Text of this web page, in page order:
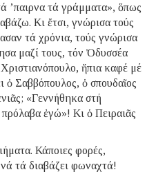
’παιρνα τά γράμματα», ὅπως
Κι ἔτσι, γνώρισα τούς
τά χρόνια, τούς γνώρισα
μαζί τους, τόν Ὀδυσσέα
ἤπια καφέ μέ
ὁ Σαββόπουλος, ὁ σπουδαῖος
«Γεννήθηκα στή
ἐγώ»! Κι ὁ Πειραιᾶς
Κάποιες φορές,
τά διαβάζει φωναχτά!